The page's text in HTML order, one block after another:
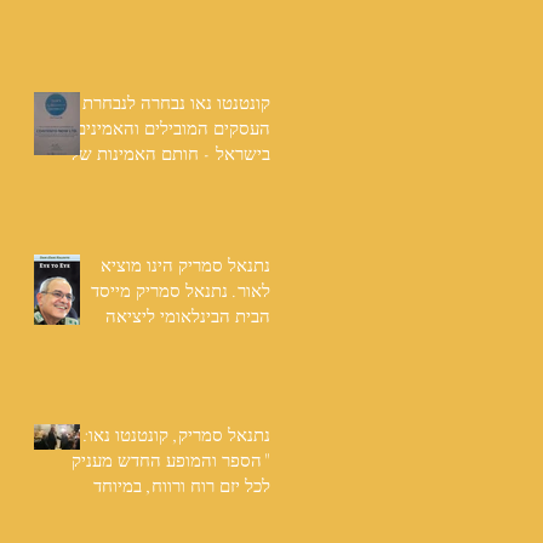
קונטנטו נאו נבחרה לנבחרת
העסקים המובילים והאמינים
בישראל - חותם האמינות של
נתנאל סמריק הינו מוציא
לאור. נתנאל סמריק מייסד
הבית הבינלאומי ליציאה
נתנאל סמריק, קונטנטו נאו:
"הספר והמופע החדש מעניק
לכל יזם רוח ורווח, במיוחד